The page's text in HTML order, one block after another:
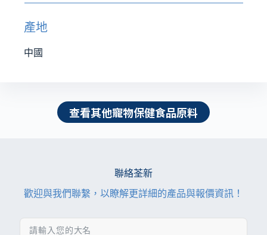
產地
中國
查看其他寵物保健食品原料
聯絡荃新
歡迎與我們聯繫，以瞭解更詳細的產品與報價資訊！